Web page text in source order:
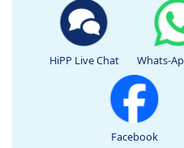
HiPP Live Chat Whats-
Facebook